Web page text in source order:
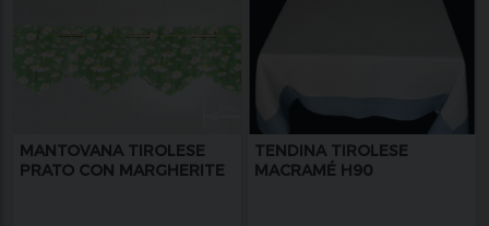
MANTOVANA TIROLESE
PRATO CON MARGHERITE
TENDINA TIROLESE
MACRAMÉ H90